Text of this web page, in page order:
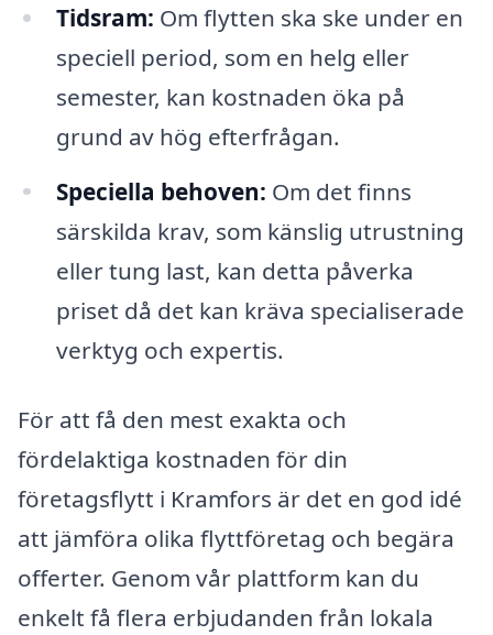
Tidsram: Om flytten ska ske under en
speciell period, som en helg eller
semester, kan kostnaden öka på
grund av hög efterfrågan.
Speciella behoven: Om det finns
särskilda krav, som känslig utrustning
eller tung last, kan detta påverka
priset då det kan kräva specialiserade
verktyg och expertis.
För att få den mest exakta och
fördelaktiga kostnaden för din
företagsflytt i Kramfors är det en god idé
att jämföra olika flyttföretag och begära
offerter. Genom vår plattform kan du
enkelt få flera erbjudanden från lokala